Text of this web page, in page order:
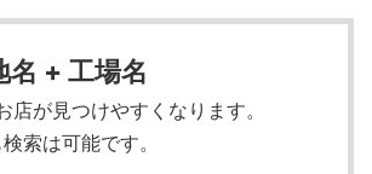
名 + 工場名
店が見つけやすくなります。
索は可能です。